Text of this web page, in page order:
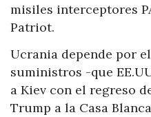
misiles interceptores
Patriot.
Ucrania depende por
suministros -que
a Kiev con el regreso
Trump a la Casa